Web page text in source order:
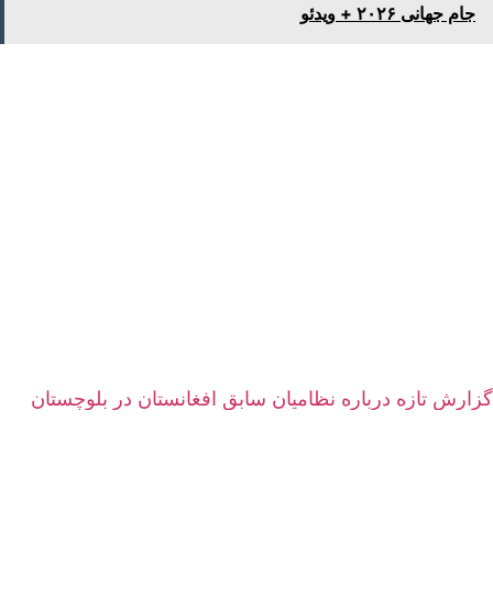
جام جهانی ۲۰۲۶ + ویدئو
گزارش تازه درباره نظامیان سابق افغانستان در بلوچستان